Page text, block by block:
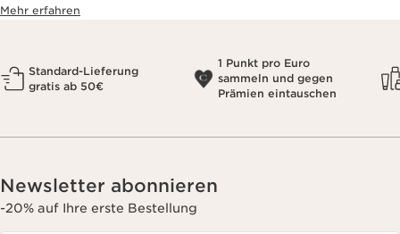
Mehr erfahren
Standard-Lieferung
gratis ab 50€
1 Punkt pro Euro
sammeln und gegen
Prämien eintauschen
Newsletter abonnieren
-20% auf Ihre erste Bestellung